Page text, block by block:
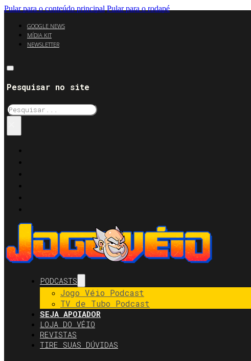
Pular para o conteúdo principal Pular para o rodapé
GOOGLE NEWS
MÍDIA KIT
NEWSLETTER
Pesquisar no site
Pesquisar
PODCASTS
Jogo Véio Podcast
TV de Tubo Podcast
SEJA APOIADOR
LOJA DO VÉIO
REVISTAS
TIRE SUAS DÚVIDAS